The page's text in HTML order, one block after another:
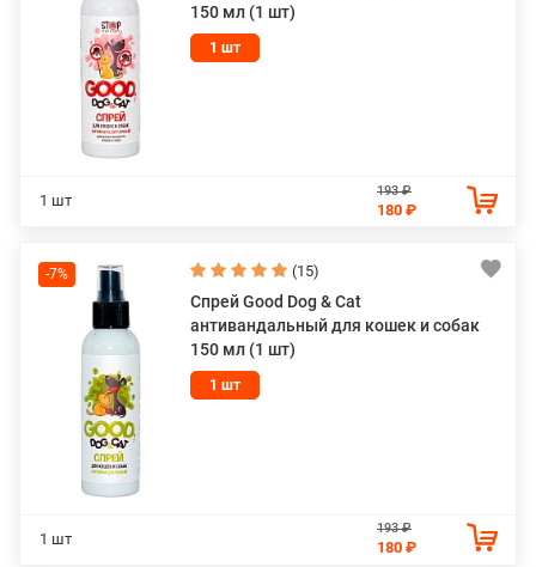
компоненты, такие как экстракты трав и масла, которые
оказывают мягкое и эффективное воздействие на
здоровье питомцев.
Ассортимент GOOD DOG&CAT
Спреи для обработки шерсти и мест обитания
эффективно защищают питомцев от паразитов и
помогают поддерживать чистоту в доме.
Капли Антисекс, созданные специально для кошек,
кобелей, сук, которые помогают регулировать
поведение животных в период их активности.
Зубная паста с различными вкусами для собак,
кошек, обеспечивающая профилактику зубного
камня, свежий запах изо рта.
Лосьоны для глаз, ушей, разработанные для
деликатного ухода за чувствительными зонами
Успокаивающие спреи, которые помогают
питомцам справляться с тревогой, стрессами.
150 мл (1 шт)
1 шт
1 шт
193 ₽
180 ₽
-7% (15)
Спрей Good Dog & Cat
антивандальный для кошек и собак
150 мл (1 шт)
1 шт
1 шт
193 ₽
180 ₽